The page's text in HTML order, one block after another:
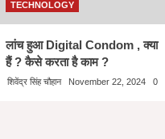
TECHNOLOGY
लांच हुआ Digital Condom , क्या
हैं ? कैसे करता है काम ?
शिवेंद्र सिंह चौहान November 22, 2024 0